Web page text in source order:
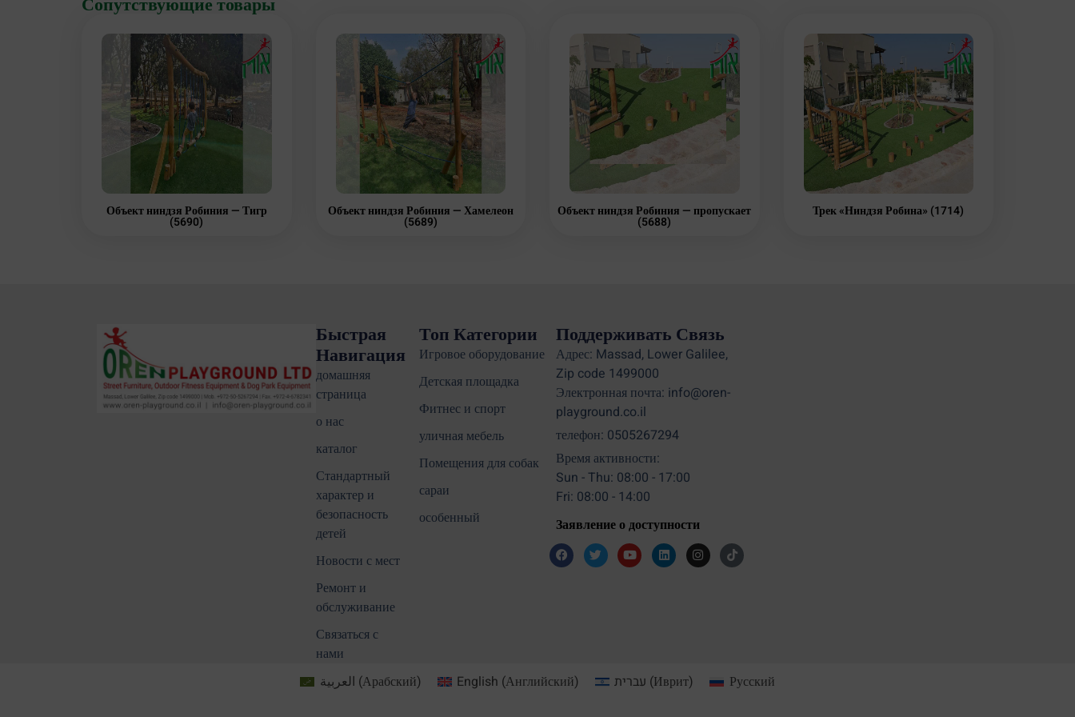
Объект ниндзя Робиния — Тигр
(5690)
Объект ниндзя Робиния — Хамелеон
(5689)
Объект ниндзя Робиния — пропускает
(5688)
Трек «Ниндзя Робина» (1714)
Быстрая
Навигация
домашняя
страница
о нас
каталог
Стандартный
характер и
безопасность
детей
Новости с мест
Ремонт и
обслуживание
Связаться с
нами
Топ Категории
Игровое оборудование
Детская площадка
Фитнес и спорт
уличная мебель
Помещения для собак
сараи
особенный
Поддерживать Связь
Адрес: Massad, Lower Galilee,
Zip code 1499000
Электронная почта: info@oren-
playground.co.il
телефон: 0505267294
Время активности:
Sun - Thu: 08:00 - 17:00
Fri: 08:00 - 14:00
Заявление о доступности
العربية (Арабский) English (Английский) עברית (Иврит) Русский